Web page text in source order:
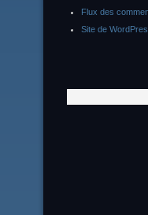
Flux des
Site de